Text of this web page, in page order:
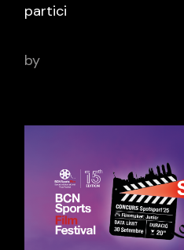
partici
by